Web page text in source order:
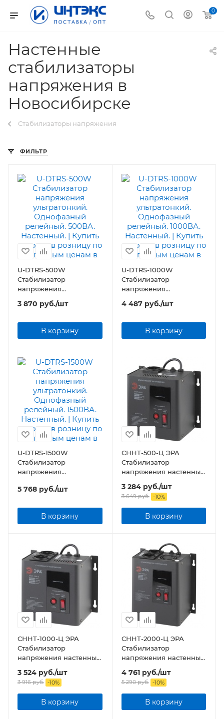
0
Настенные
стабилизаторы
напряжения в
Новосибирске
Стабилизаторы напряжения
ФИЛЬТР
U-DTRS-500W
Стабилизатор
напряжения
ультратонкий.
Однофазный релейный.
3 870 руб./шт
В корзину
U-DTRS-1000W
Стабилизатор
напряжения
ультратонкий.
Однофазный релейный.
4 487руб./шт
В корзину
U-DTRS-1500W
Стабилизатор
напряжения
Однофазный релейный.
5 768 руб./шт
В корзину
СННТ-500-Ц ЭРА
Стабилизатор
напряжения настенный,
ц.д., 140-260В/220/В,
500ВА
3 284руб./шт
3 649руб. -10%
В корзину
СННТ-1000-Ц ЭРА
Стабилизатор
напряжения настенный,
ц.д., 140-260В/220/В,
1000ВА
3 524 руб./шт
3 916руб. -10%
В корзину
СННТ-2000-Ц ЭРА
Стабилизатор
напряжения настенный,
ц.д., 140-260В/220/В,
2000ВА
4 761руб./шт
5 290руб. -10%
В корзину